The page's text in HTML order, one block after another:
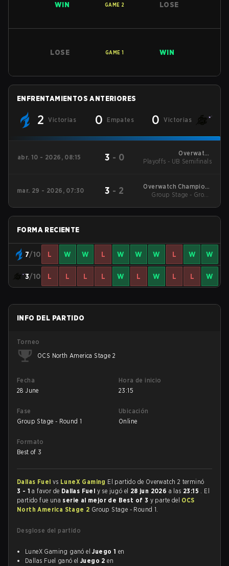
WIN GAME 2 LOSE
LOSE GAME 1 WIN
ENFRENTAMIENTOS ANTERIORES
2 Victorias 0 Empates 0 Victorias
abr. 10 - 2026, 08:15 3 - 0
Overwatch
Champions Series -
Playoffs - UB Semifinals
mar. 29 - 2026, 07:30 3 - 2
Overwatch Champions
Series - North
Group Stage - Group
FORMA RECIENTE
7/10 L W W L W W W L W W
3/10 L L L L W L W L L W
INFO DEL PARTIDO
Torneo
OCS North America Stage 2
Fecha
28 June
Hora de inicio
23:15
Fase
Group Stage - Round 1
Ubicación
Online
Formato
Best of 3
Dallas Fuel vs LuneX Gaming El partido de Overwatch 2 terminó
3 - 1 a favor de Dallas Fuel y se jugó el 28 jun 2026 a las 23:15 . El
partido fue una serie al mejor de Best of 3 y parte del OCS
North America Stage 2 Group Stage - Round 1.
Desglose del partido
LuneX Gaming ganó elJuego 1 en
Dallas Fuel ganó el Juego 2 en